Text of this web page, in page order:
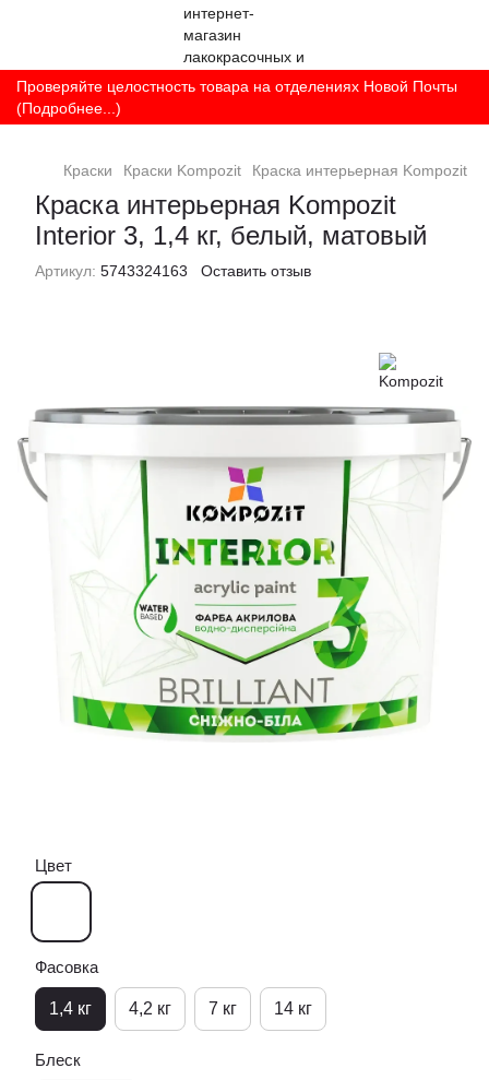
Проверяйте целостность товара на отделениях Новой Почты
(Подробнее...)
Краски Краски Kompozit Краска интерьерная Kompozit
Краска интерьерная Kompozit
Interior 3, 1,4 кг, белый, матовый
Артикул: 5743324163 Оставить отзыв
Цвет
Фасовка
1,4 кг 4,2 кг 7 кг 14 кг
Блеск